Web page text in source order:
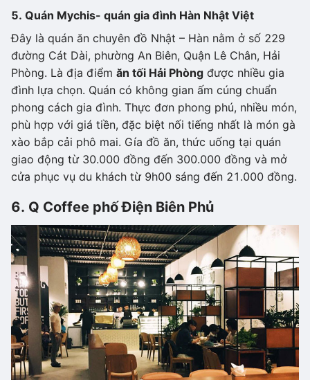
5. Quán Mychis- quán gia đình Hàn Nhật Việt
Đây là quán ăn chuyên đồ Nhật – Hàn nằm ở số 229
đường Cát Dài, phường An Biên, Quận Lê Chân, Hải
Phòng. Là địa điểm ăn tối Hải Phòng được nhiều gia
đình lựa chọn. Quán có không gian ấm cúng chuẩn
phong cách gia đình. Thực đơn phong phú, nhiều món,
phù hợp với giá tiền, đặc biệt nối tiếng nhất là món gà
xào bắp cải phô mai. Gía đồ ăn, thức uống tại quán
giao động từ 30.000 đồng đến 300.000 đồng và mở
cửa phục vụ du khách từ 9h00 sáng đến 21.000 đồng.
6. Q Coffee phố Điện Biên Phủ